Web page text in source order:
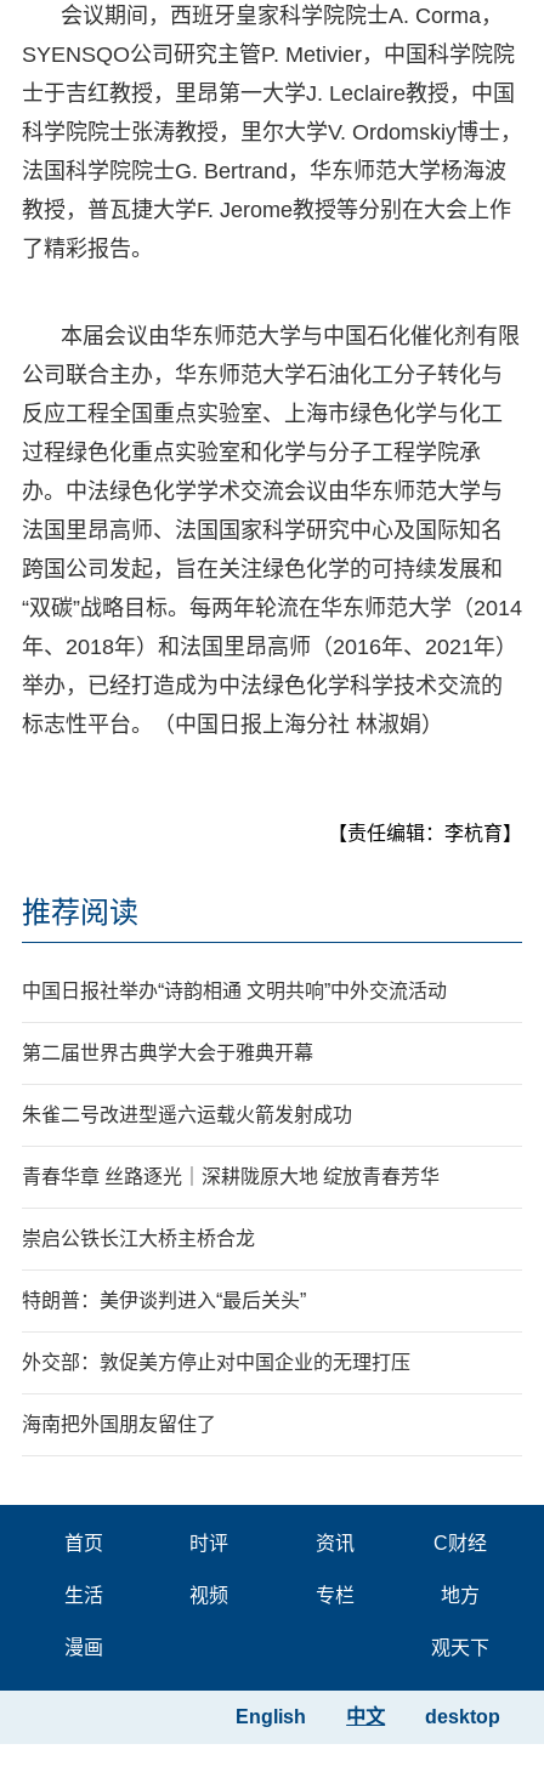
会议期间，西班牙皇家科学院院士A. Corma，
SYENSQO公司研究主管P. Metivier，中国科学院院
士于吉红教授，里昂第一大学J. Leclaire教授，中国
科学院院士张涛教授，里尔大学V. Ordomskiy博士，
法国科学院院士G. Bertrand，华东师范大学杨海波
教授，普瓦捷大学F. Jerome教授等分别在大会上作
了精彩报告。
本届会议由华东师范大学与中国石化催化剂有限
公司联合主办，华东师范大学石油化工分子转化与
反应工程全国重点实验室、上海市绿色化学与化工
过程绿色化重点实验室和化学与分子工程学院承
办。中法绿色化学学术交流会议由华东师范大学与
法国里昂高师、法国国家科学研究中心及国际知名
跨国公司发起，旨在关注绿色化学的可持续发展和
“双碳”战略目标。每两年轮流在华东师范大学（2014
年、2018年）和法国里昂高师（2016年、2021年）
举办，已经打造成为中法绿色化学科学技术交流的
标志性平台。（中国日报上海分社 林淑娟）
【责任编辑：李杭育】
推荐阅读
中国日报社举办“诗韵相通 文明共响”中外交流活动
第二届世界古典学大会于雅典开幕
朱雀二号改进型遥六运载火箭发射成功
青春华章 丝路逐光｜深耕陇原大地 绽放青春芳华
崇启公铁长江大桥主桥合龙
特朗普：美伊谈判进入“最后关头”
外交部：敦促美方停止对中国企业的无理打压
海南把外国朋友留住了
首页 时评 资讯 C财经
生活 视频 专栏 地方
漫画 观天下
desktop
中文
English